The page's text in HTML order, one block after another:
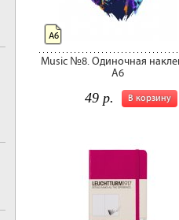
Music №8. Одиночная
А6
В корзину
49 р.
А6